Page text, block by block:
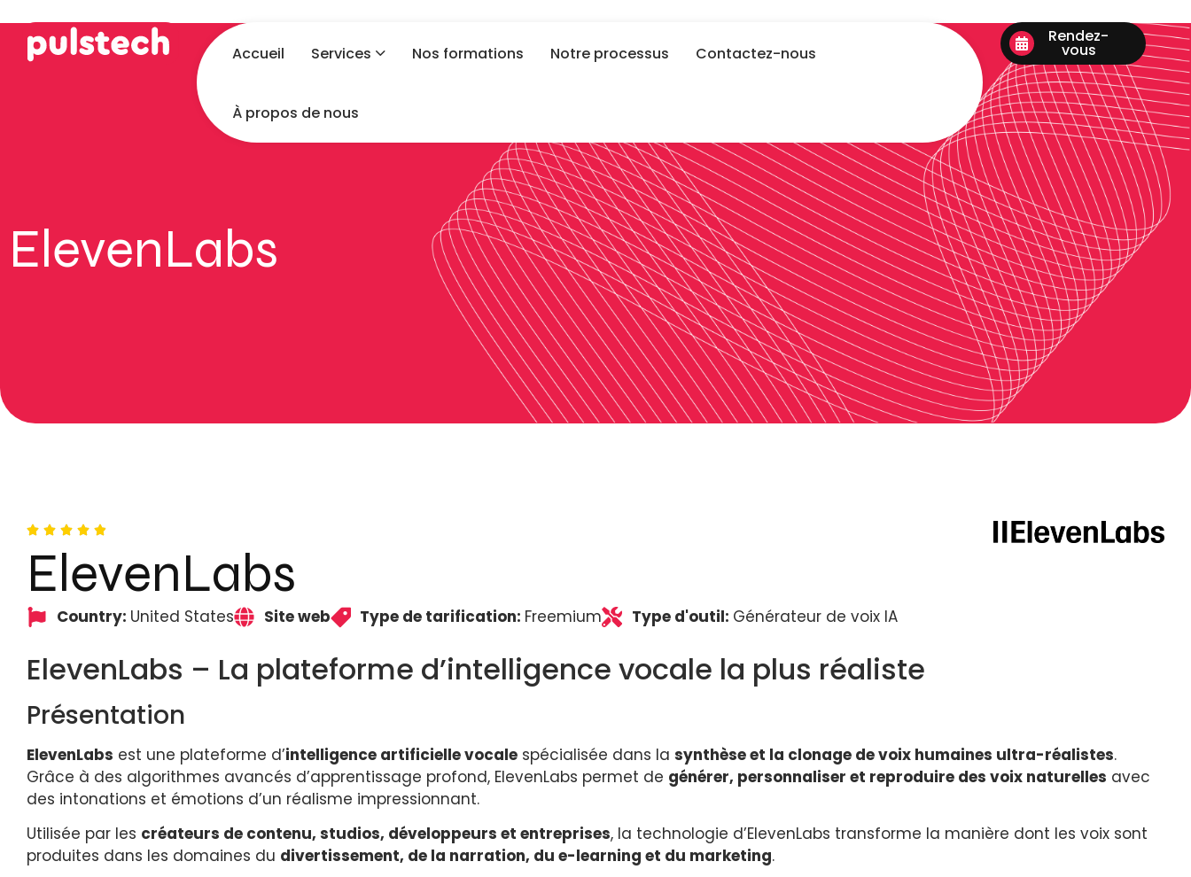
Accueil Services Nos formations Notre processus Contactez-nous
À propos de nous
Rendez-
vous
ElevenLabs
ElevenLabs
Country: United States Site web Type de tarification: Freemium Type d'outil: Générateur de voix IA
ElevenLabs – La plateforme d’intelligence vocale la plus réaliste
Présentation
ElevenLabs est une plateforme d’intelligence artificielle vocale spécialisée dans la synthèse et la clonage de voix humaines ultra-réalistes.
Grâce à des algorithmes avancés d’apprentissage profond, ElevenLabs permet de générer, personnaliser et reproduire des voix naturelles avec
des intonations et émotions d’un réalisme impressionnant.
Utilisée par les créateurs de contenu, studios, développeurs et entreprises, la technologie d’ElevenLabs transforme la manière dont les voix sont
produites dans les domaines du divertissement, de la narration, du e-learning et du marketing.